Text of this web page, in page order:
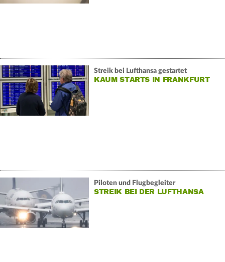
Streik bei Lufthansa gestartet
KAUM STARTS IN FRANKFURT
Piloten und Flugbegleiter
STREIK BEI DER LUFTHANSA